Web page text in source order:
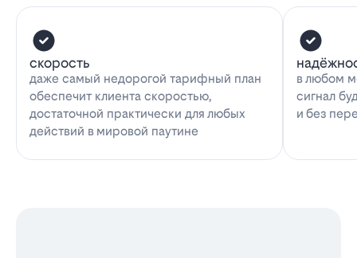
скорость
даже самый недорогой тарифный план
обеспечит клиента скоростью,
достаточной практически для любых
действий в мировой паутине
в любом
сигнал
и без